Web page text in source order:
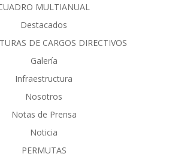
MULTIANUAL
Destacados
DE CARGOS DIRECTIVOS
Galería
Infraestructura
Nosotros
Notas de Prensa
Noticia
PERMUTAS